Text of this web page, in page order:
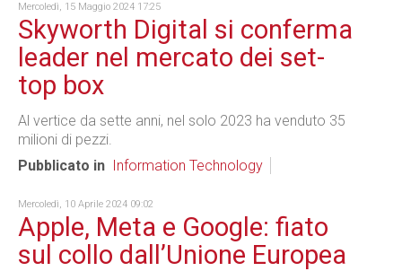
Mercoledì, 15 Maggio 2024 17:25
Skyworth Digital si conferma
leader nel mercato dei set-
top box
Al vertice da sette anni, nel solo 2023 ha venduto 35
milioni di pezzi.
Pubblicato in
Information Technology
Mercoledì, 10 Aprile 2024 09:02
Apple, Meta e Google: fiato
sul collo dall’Unione Europea